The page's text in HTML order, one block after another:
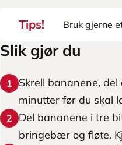
Tips! Bruk gjerne
Slik gjør du
1
Skrell bananene,
minutter før du skal
2
Del bananene i tre
bringebær og fløte.